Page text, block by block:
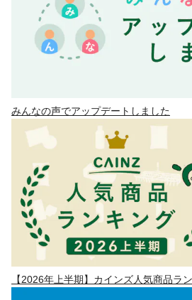
みんなの声でアップデートしました
【2026年上半期】カインズ人気商品ラ